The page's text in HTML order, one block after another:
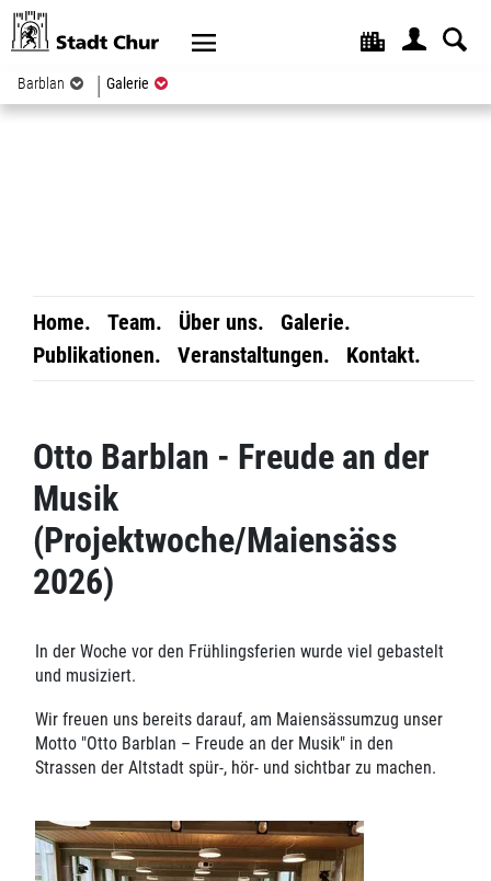
Kopfzeile
Barblan Galerie (ausgewählt)
Home. Team. Über uns.
Galerie.
Publikationen.
Veranstaltungen. Kontakt.
Inhalt
Otto Barblan - Freude an der
Musik
(Projektwoche/Maiensäss
2026)
In der Woche vor den Frühlingsferien wurde viel gebastelt
und musiziert.
Wir freuen uns bereits darauf, am Maiensässumzug unser
Motto "Otto Barblan – Freude an der Musik" in den
Strassen der Altstadt spür-, hör- und sichtbar zu machen.